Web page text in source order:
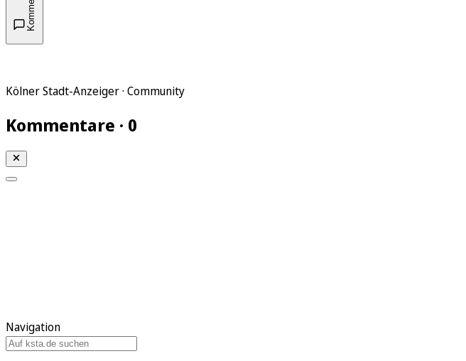
Kölner Stadt-Anzeiger · Community
Kommentare · 0
Navigation